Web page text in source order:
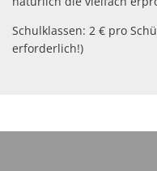
Schulklassen: 2 € pro
erforderlich!)